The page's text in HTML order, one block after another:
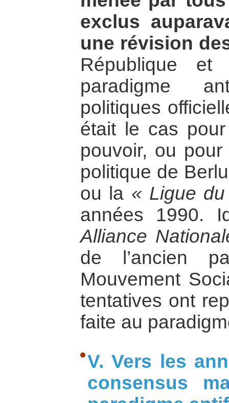
exclus
une révision
République
paradigme
politiques
était le cas
pouvoir, ou
politique de
ou la « Ligue
années 1990.
Alliance
de l’ancien
Mouvement
tentatives ont
faite au
V. Vers les
consensus